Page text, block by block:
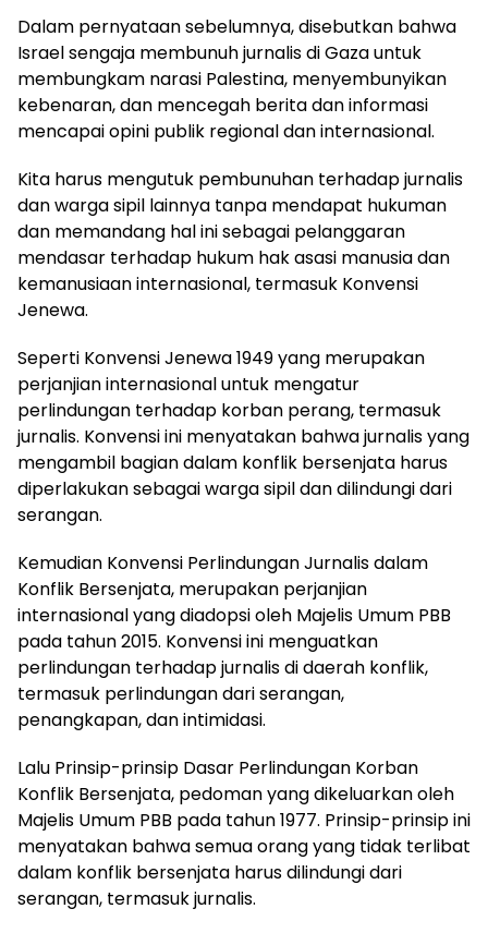
Dalam pernyataan sebelumnya, disebutkan bahwa
Israel sengaja membunuh jurnalis di Gaza untuk
membungkam narasi Palestina, menyembunyikan
kebenaran, dan mencegah berita dan informasi
mencapai opini publik regional dan internasional.
Kita harus mengutuk pembunuhan terhadap jurnalis
dan warga sipil lainnya tanpa mendapat hukuman
dan memandang hal ini sebagai pelanggaran
mendasar terhadap hukum hak asasi manusia dan
kemanusiaan internasional, termasuk Konvensi
Jenewa.
Seperti Konvensi Jenewa 1949 yang merupakan
perjanjian internasional untuk mengatur
perlindungan terhadap korban perang, termasuk
jurnalis. Konvensi ini menyatakan bahwa jurnalis yang
mengambil bagian dalam konflik bersenjata harus
diperlakukan sebagai warga sipil dan dilindungi dari
serangan.
Kemudian Konvensi Perlindungan Jurnalis dalam
Konflik Bersenjata, merupakan perjanjian
internasional yang diadopsi oleh Majelis Umum PBB
pada tahun 2015. Konvensi ini menguatkan
perlindungan terhadap jurnalis di daerah konflik,
termasuk perlindungan dari serangan,
penangkapan, dan intimidasi.
Lalu Prinsip-prinsip Dasar Perlindungan Korban
Konflik Bersenjata, pedoman yang dikeluarkan oleh
Majelis Umum PBB pada tahun 1977. Prinsip-prinsip ini
menyatakan bahwa semua orang yang tidak terlibat
dalam konflik bersenjata harus dilindungi dari
serangan, termasuk jurnalis.